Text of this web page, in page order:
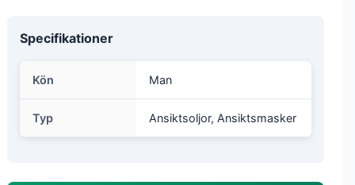
Specifikationer
Kön Man
Typ Ansiktsoljor, Ansiktsmasker